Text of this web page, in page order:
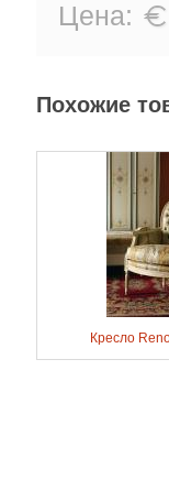
Цена:
Похожие
Кресло